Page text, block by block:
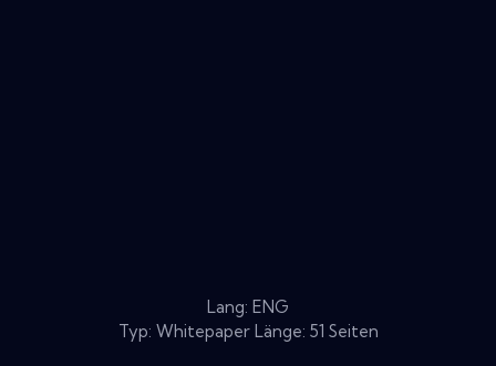
Lang: ENG
Typ: Whitepaper Länge: 51 Seiten